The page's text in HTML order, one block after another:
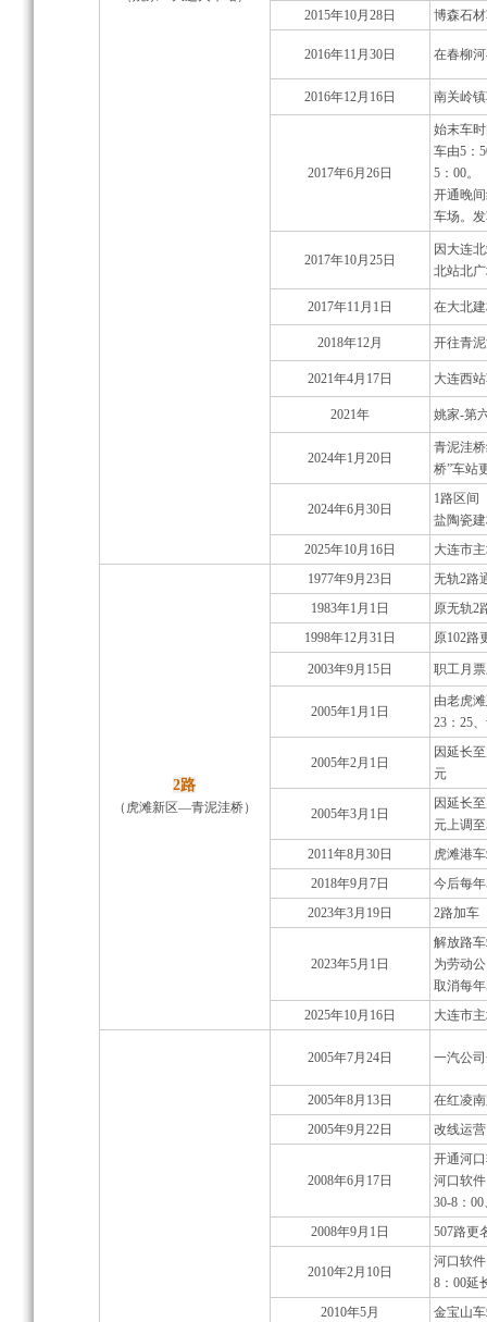
2015年10月28日
博森石
2016年11月30日 在春柳
2016年12月16日 南关岭
2017年6月26日
始末车
车由5：
5：00。
开通晚
车场。
2017年10月25日
因大连
北站北
2017年11月1日 在大北
2018年12月 开往青
2021年4月17日 大连西
2021年 姚家-第
2024年1月20日
青泥洼
桥”车站
2024年6月30日
1路区间
盐陶瓷
2025年10月16日
大连市
2路
（虎滩新区—青泥洼桥）
1977年9月23日 无轨2路
1983年1月1日
原无轨2
1998年12月31日
原102路
2003年9月15日 职工月
2005年1月1日
由老虎
23：25
2005年2月1日
因延长
元
2005年3月1日
因延长
元上调
2011年8月30日
虎滩港
2018年9月7日
今后每
2023年3月19日
2路加车
2023年5月1日
解放路
为劳动
取消每
2025年10月16日
大连市
2005年7月24日 一汽公
2005年8月13日
在红凌
2005年9月22日
改线运
2008年6月17日
开通河
河口软
30-8：
2008年9月1日
507路更
2010年2月10日
河口软
8：00延
2010年5月
金宝山